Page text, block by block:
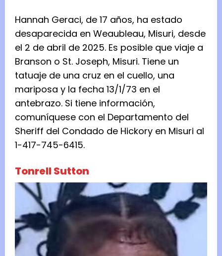
Hannah Geraci, de 17 años, ha estado
desaparecida en Weaubleau, Misuri, desde
el 2 de abril de 2025. Es posible que viaje a
Branson o St. Joseph, Misuri. Tiene un
tatuaje de una cruz en el cuello, una
mariposa y la fecha 13/1/73 en el
antebrazo. Si tiene información,
comuníquese con el Departamento del
Sheriff del Condado de Hickory en Misuri al
1-417-745-6415.
Tonrell Sutton